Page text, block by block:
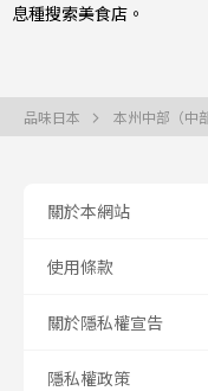
息種搜索美食店。
品味日本 本州中部（中
關於本網站
使用條款
關於隱私權宣告
隱私權政策